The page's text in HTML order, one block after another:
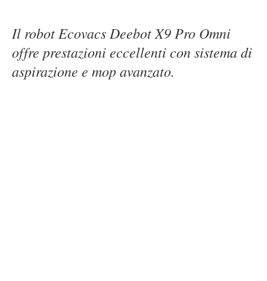
Il robot Ecovacs Deebot X9 Pro Omni
offre prestazioni eccellenti con sistema di
aspirazione e mop avanzato.